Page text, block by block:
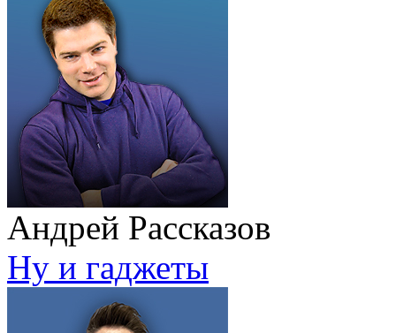
Андрей Рассказов
Ну и гаджеты